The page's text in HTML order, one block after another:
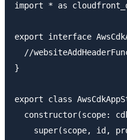
import * as
export interface
//
}
export class
constructor(scope:
super(scope, id,